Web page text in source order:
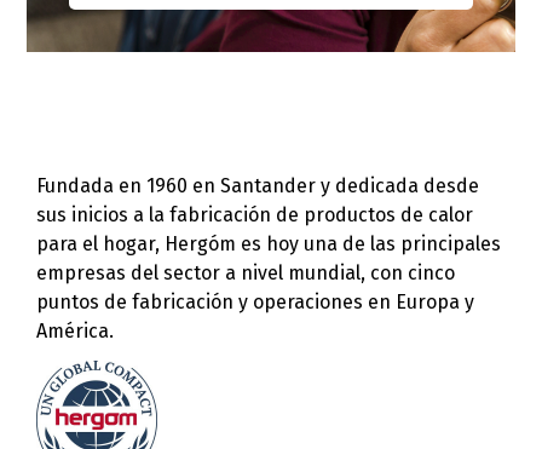
Fundada en 1960 en Santander y dedicada desde
sus inicios a la fabricación de productos de calor
para el hogar, Hergóm es hoy una de las principales
empresas del sector a nivel mundial, con cinco
puntos de fabricación y operaciones en Europa y
América.